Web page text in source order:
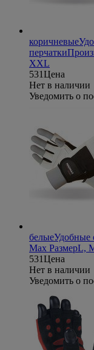
коричневые
перчатки
XXL
531Цена
Нет в наличии
Уведомить о
белыеУдобные
Max РазмерL,
531Цена
Нет в наличии
Уведомить о